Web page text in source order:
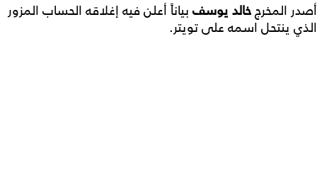
أصدر المخرجخالد يوسف بياناً أعلن فيه إغلاقه الحساب المزور
الذي ينتحل اسمه على تويتر.